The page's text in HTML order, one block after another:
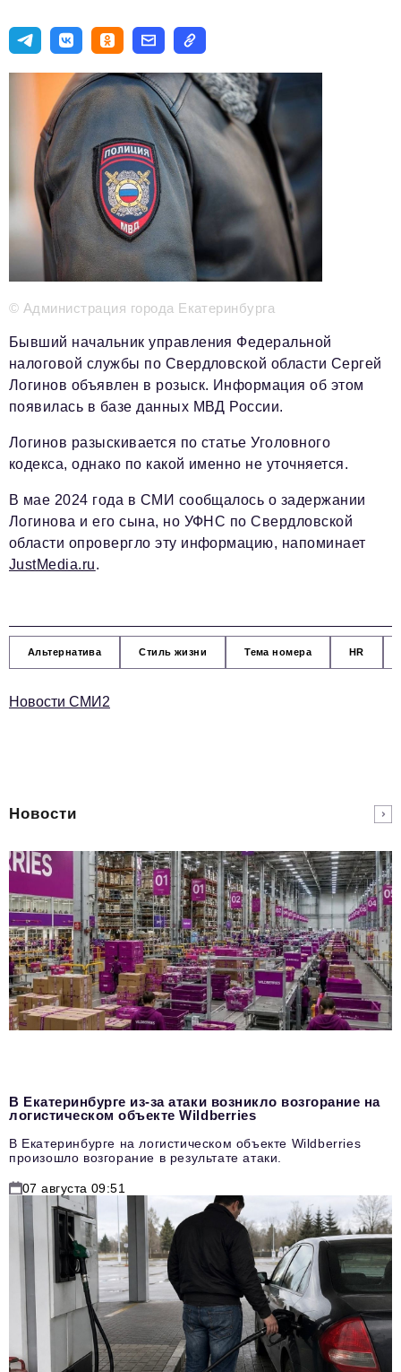
Топ-100 влиятельных людей Свердловской области
ТОП-100 влиятельных людей — 2025
Телефон редакции:+7 495 727-01-67
Электронные почты редакции:
Информационный отдел
info@business-magazine.online
Отдел рекламы
Отдел распространения/редакционная подписка
podpiska@business-magazine.online
Отдел по работе с партнерами
partner@business-magazine.online
© Администрация города Екатеринбурга
Бывший начальник управления Федеральной
налоговой службы по Свердловской области Сергей
Логинов объявлен в розыск. Информация об этом
появилась в базе данных МВД России.
Логинов разыскивается по статье Уголовного
кодекса, однако по какой именно не уточняется.
В мае 2024 года в СМИ сообщалось о задержании
Логинова и его сына, но УФНС по Свердловской
области опровергло эту информацию, напоминает
JustMedia.ru.
Альтернатива Стиль жизни Тема номера HR
Новости СМИ2
Новости
В Екатеринбурге из-за атаки возникло возгорание на
логистическом объекте Wildberries
В Екатеринбурге на логистическом объекте Wildberries
произошло возгорание в результате атаки.
07 августа 09:51